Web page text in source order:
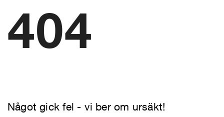
404
Något gick fel - vi ber om ursäkt!